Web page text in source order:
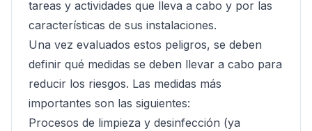
tareas y actividades que lleva a cabo y por las
características de sus instalaciones.
Una vez evaluados estos peligros, se deben
definir qué medidas se deben llevar a cabo para
reducir los riesgos. Las medidas más
importantes son las siguientes:
Procesos de limpieza y desinfección (ya